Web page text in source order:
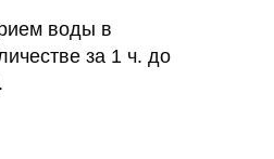
воды в
за 1 ч. до